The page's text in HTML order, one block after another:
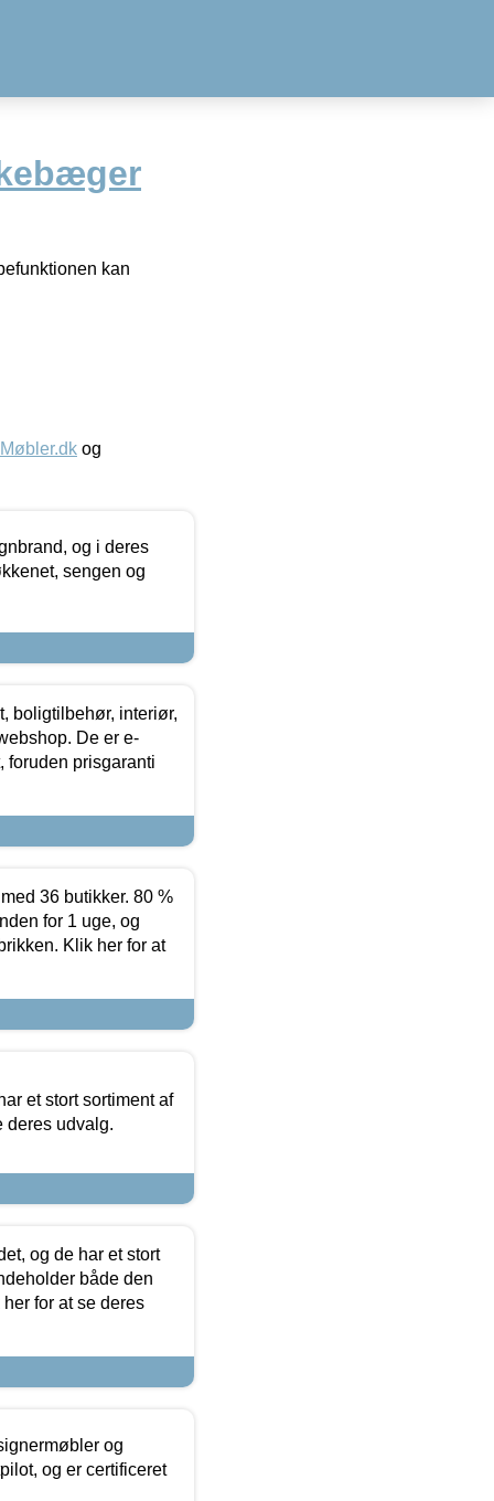
kan
og
og i deres
sengen og
boligtilbehør, interiør,
De er e-
foruden prisgaranti
36 butikker. 80 %
for 1 uge, og
Klik her for at
et stort sortiment af
deres udvalg.
og de har et stort
både den
for at se deres
og
og er certificeret